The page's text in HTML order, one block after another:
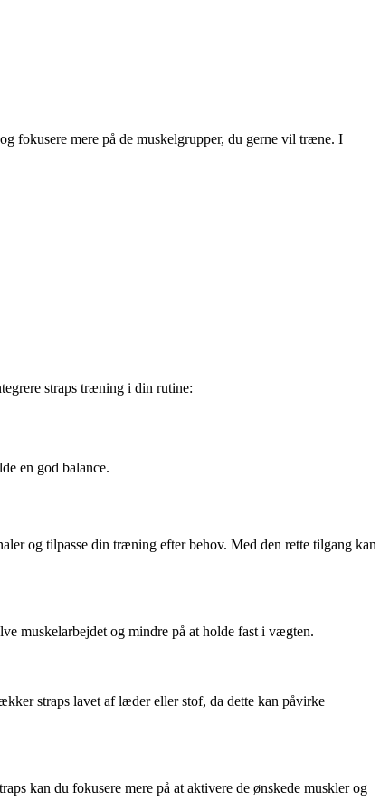
fokusere mere på de muskelgrupper, du gerne vil træne. I
straps træning i din rutine:
en god balance.
og tilpasse din træning efter behov. Med den rette tilgang kan
muskelarbejdet og mindre på at holde fast i vægten.
straps lavet af læder eller stof, da dette kan påvirke
kan du fokusere mere på at aktivere de ønskede muskler og